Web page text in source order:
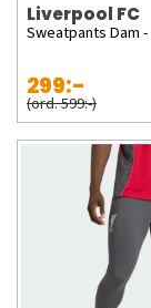
Liverpool FC
Sweatpants Dam -
299:-
(ord. 599:-)